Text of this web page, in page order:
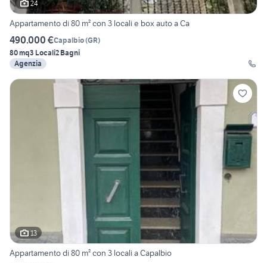
24
Appartamento di 80 m² con 3 locali e box auto a Ca
490.000 €Capalbio(GR)
80 mq3 Locali2 Bagni
Agenzia
13
Appartamento di 80 m² con 3 locali a Capalbio